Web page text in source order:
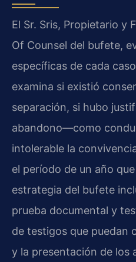
El Sr. Sris, Propietario y
Of Counsel del bufete,
específicas de cada
examina si existió
separación, si hubo
abandono—como
intolerable la
el período de un año
estrategia del bufete
prueba documental y
de testigos que puedan
y la presentación de los